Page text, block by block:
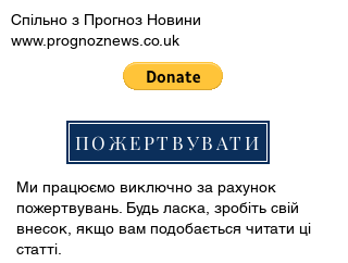
Спільно з Прогноз Новини
www.prognoznews.co.uk
ПОЖЕРТВУВАТИ
Ми працюємо виключно за рахунок
пожертвувань. Будь ласка, зробіть свій
внесок, якщо вам подобається читати ці
статті.